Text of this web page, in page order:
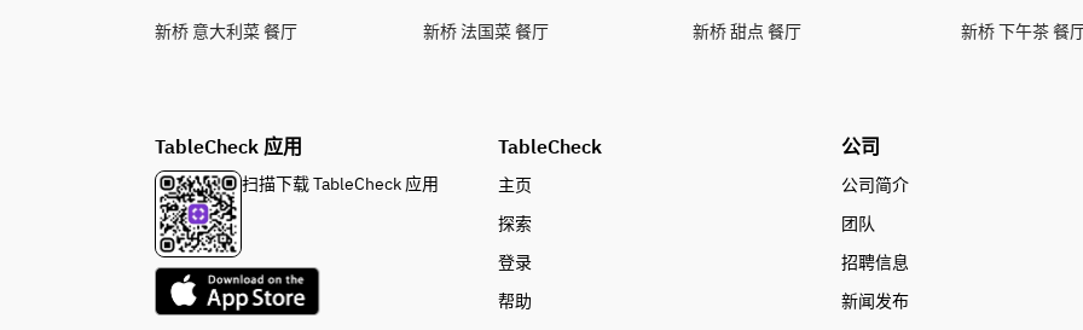
新桥 意大利菜 餐厅 新桥 法国菜 餐厅 新桥 甜点 餐厅 新桥 下午茶 餐
TableCheck 应用
扫描下载 TableCheck 应用
TableCheck
主页
探索
登录
帮助
公司
公司简介
团队
招聘信息
新闻发布